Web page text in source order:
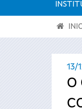
Menú
está
13/
O